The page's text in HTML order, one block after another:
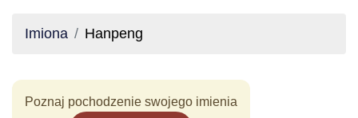
Imiona Hanpeng
Poznaj pochodzenie swojego imienia